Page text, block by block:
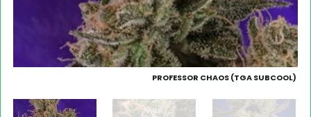
PROFESSOR CHAOS (TGA SUBCOOL)